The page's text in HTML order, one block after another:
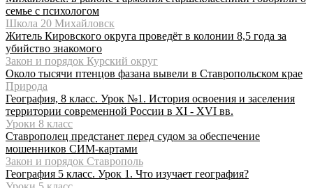
семье с психологом
Школа 20 Михайловск
Житель Кировского округа проведёт в колонии 8,5 года за
убийство знакомого
Закон и порядок Курский округ
Около тысячи птенцов фазана вывели в Ставропольском крае
Природа
География, 8 класс. Урок №1. История освоения и заселения
территории современной России в XI - XVI вв.
Уроки 8 класс
Ставрополец предстанет перед судом за обеспечение
мошенников СИМ-картами
Закон и порядок Ставрополь
География 5 класс. Урок 1. Что изучает география?